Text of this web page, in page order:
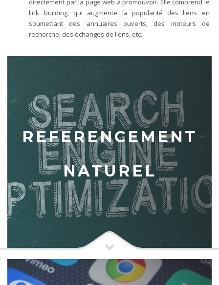
link building, qui augmente la popularité des liens en
soumettant des annuaires ouverts, des moteurs de
recherche, des échanges de liens, etc.
REFERENCEMENT
NATUREL